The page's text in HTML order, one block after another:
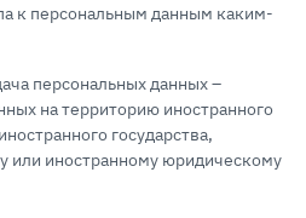
к персональным данным каким-
персональных данных –
на территорию иностранного
государства,
или иностранному юридическому